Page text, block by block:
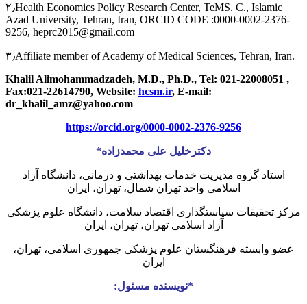
۲٫Health Economics Policy Research Center, TeMS. C., Islamic
Azad University, Tehran, Iran, ORCID CODE :0000-0002-2376-
9256, heprc2015@gmail.com
۳٫Affiliate member of Academy of Medical Sciences, Tehran, Iran.
Khalil Alimohammadzadeh, M.D., Ph.D., Tel: 021-22008051 ,
Fax:021-22614790, Website: hcsm.ir, E-mail:
dr_khalil_amz@yahoo.com
https://orcid.org/0000-0002-2376-9256
دکترخلیل علی محمدزاده*
استاد گروه مدیریت خدمات بهداشتی و درمانی، دانشگاه آزاد
اسلامی واحد تهران شمال، تهران، ایران
مرکز تحقیقات سیاستگذاری اقتصاد سلامت، دانشگاه علوم پزشکی
آزاد اسلامی تهران، تهران، ایران
عضو وابسته فرهنگستان علوم پزشکی جمهوری اسلامی، تهران،
ایران
*نویسنده مسئول: